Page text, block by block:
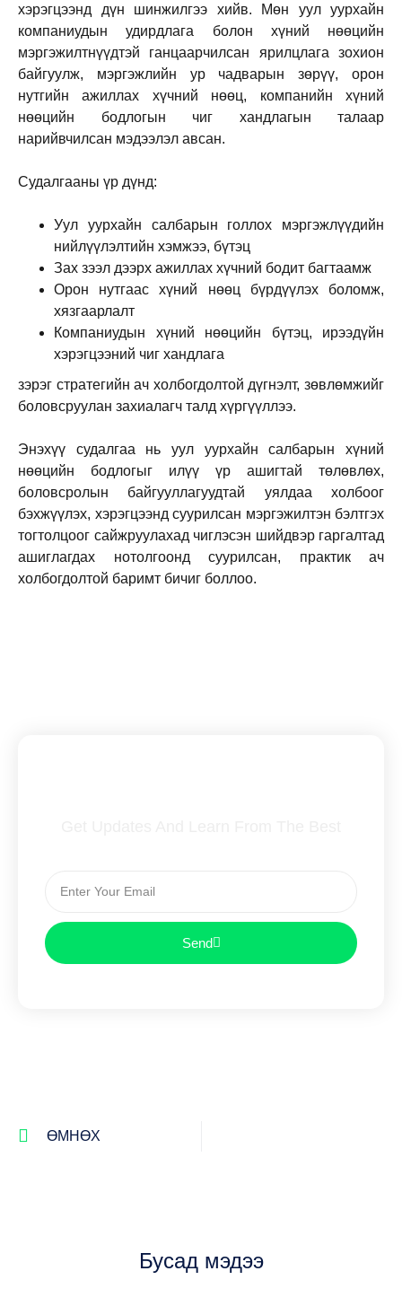
хэрэгцээнд дүн шинжилгээ хийв. Мөн уул уурхайн
компаниудын удирдлага болон хүний нөөцийн
мэргэжилтнүүдтэй ганцаарчилсан ярилцлага зохион
байгуулж, мэргэжлийн ур чадварын зөрүү, орон
нутгийн ажиллах хүчний нөөц, компанийн хүний
нөөцийн бодлогын чиг хандлагын талаар
нарийвчилсан мэдээлэл авсан.
Судалгааны үр дүнд:
Уул уурхайн салбарын голлох мэргэжлүүдийн
нийлүүлэлтийн хэмжээ, бүтэц
Зах зээл дээрх ажиллах хүчний бодит багтаамж
Орон нутгаас хүний нөөц бүрдүүлэх боломж,
хязгаарлалт
Компаниудын хүний нөөцийн бүтэц, ирээдүйн
хэрэгцээний чиг хандлага
зэрэг стратегийн ач холбогдолтой дүгнэлт, зөвлөмжийг
боловсруулан захиалагч талд хүргүүллээ.
Энэхүү судалгаа нь уул уурхайн салбарын хүний
нөөцийн бодлогыг илүү үр ашигтай төлөвлөх,
боловсролын байгууллагуудтай уялдаа холбоог
бэхжүүлэх, хэрэгцээнд суурилсан мэргэжилтэн бэлтгэх
тогтолцоог сайжруулахад чиглэсэн шийдвэр гаргалтад
ашиглагдах нотолгоонд суурилсан, практик ач
холбогдолтой баримт бичиг боллоо.
Send
ӨМНӨХ
Бусад мэдээ